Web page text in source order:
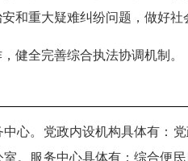
和重大疑难纠纷问题，做好社
健全完善综合执法协调机制。
心。党政内设机构具体有：
。服务中心具体有：综合便